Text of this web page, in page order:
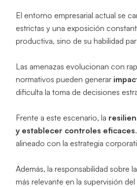
El entorno empresarial actual se
estrictas y una exposición
productiva, sino de su habilidad
Las amenazas evolucionan con
normativos pueden generar
dificulta la toma de decisiones
Frente a este escenario, la
y establecer controles eficaces
alineado con la estrategia
Además, la responsabilidad sobre
más relevante en la supervisión